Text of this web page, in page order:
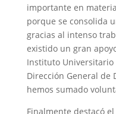
importante en
porque se consolida
gracias al intenso
existido un gran
Instituto Universitario
Dirección General de
hemos sumado
Finalmente destacó